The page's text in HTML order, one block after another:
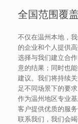
全国范围覆盖
不仅在温州本地，
的企业和个人提供高
选择与我们建立合
意的结果；同时也
建议。我们将持续
足不同场景下的要求
作为温州地区专业
客户提供优质的服
联系我们，我们会